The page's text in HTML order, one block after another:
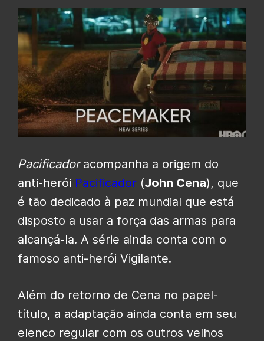
Pacificadoracompanha a origem do
anti-herói Pacificador (John Cena), que
é tão dedicado à paz mundial que está
disposto a usar a força das armas para
alcançá-la. A série ainda conta com o
famoso anti-herói Vigilante.
Além do retorno de Cena no papel-
título, a adaptação ainda conta em seu
elenco regular com os outros velhos